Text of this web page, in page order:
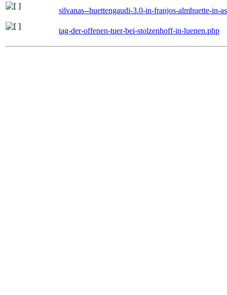
silvanas--huettengaudi-3.0-in-franjos-almhuette-in-
tag-der-offenen-tuer-bei-stolzenhoff-in-luenen.php